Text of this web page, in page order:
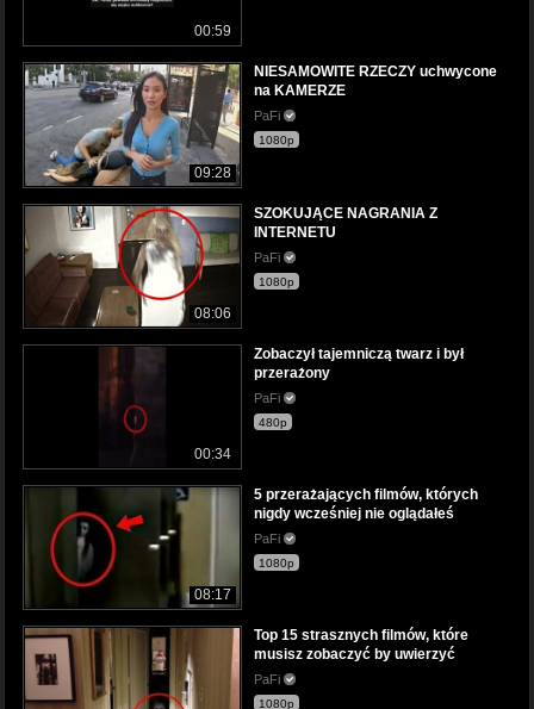
00:59
09:28
NIESAMOWITE RZECZY uchwycone
na KAMERZE
PaFi
1080p
08:06
SZOKUJĄCE NAGRANIA Z
INTERNETU
PaFi
1080p
00:34
Zobaczył tajemniczą twarz i był
przerażony
PaFi
480p
08:17
5 przerażających filmów, których
nigdy wcześniej nie oglądałeś
PaFi
1080p
Top 15 strasznych filmów, które
musisz zobaczyć by uwierzyć
PaFi
1080p